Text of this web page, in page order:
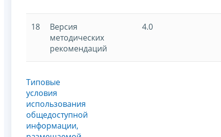
18
Версия
методических
рекомендаций
4.0
Типовые
условия
использования
общедоступной
информации,